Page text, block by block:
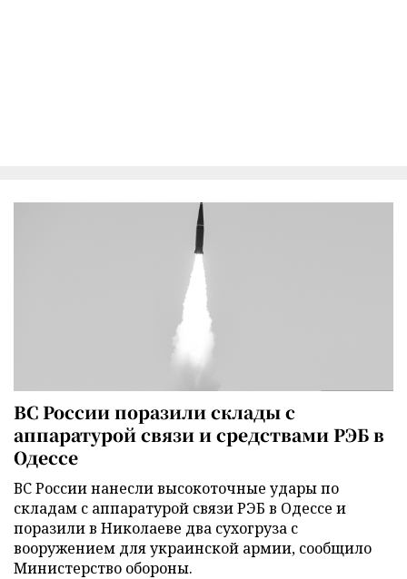
ВС России поразили склады с
аппаратурой связи и средствами РЭБ в
Одессе
ВС России нанесли высокоточные удары по
складам с аппаратурой связи РЭБ в Одессе и
поразили в Николаеве два сухогруза с
вооружением для украинской армии, сообщило
Министерство обороны.